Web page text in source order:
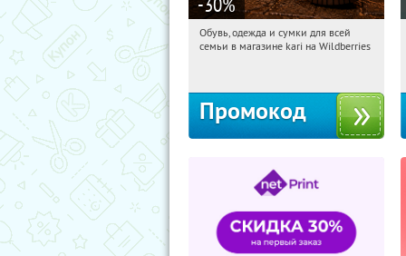
15:01:32 Получили:
Обувь, одежда и сумки для всей
семьи в магазине kari на Wildberries
Промокод